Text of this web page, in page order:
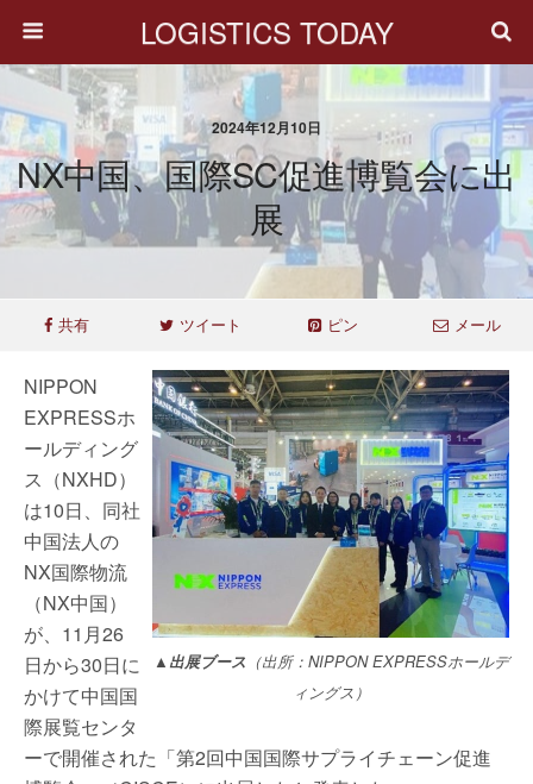
LOGISTICS TODAY
2024年12月10日
NX中国、国際SC促進博覧会に出
展
共有 ツイート ピン メール
▲出展ブース （出所：NIPPON EXPRESSホールデ
ィングス）
NIPPON
EXPRESSホ
ールディング
ス（NXHD）
は10日、同社
中国法人の
NX国際物流
（NX中国）
が、11月26
日から30日に
かけて中国国
際展覧センタ
ーで開催された「第2回中国国際サプライチェーン促進